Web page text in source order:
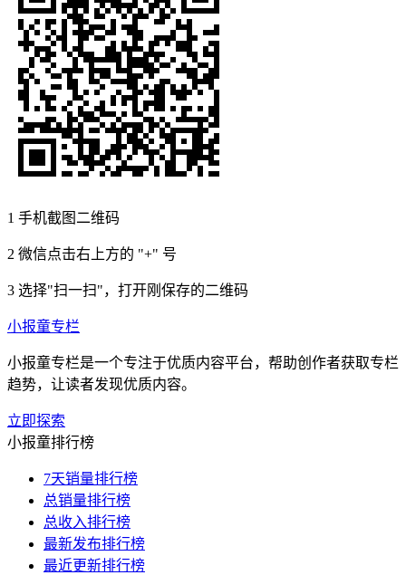
1 手机截图二维码
2 微信点击右上方的 "+" 号
3 选择"扫一扫"，打开刚保存的二维码
小报童专栏
小报童专栏是一个专注于优质内容平台，帮助创作者获取专栏
趋势，让读者发现优质内容。
立即探索
小报童排行榜
7天销量排行榜
总销量排行榜
总收入排行榜
最新发布排行榜
最近更新排行榜